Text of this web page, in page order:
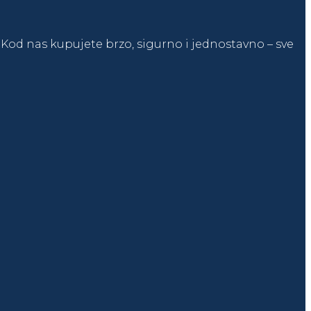
nas kupujete brzo, sigurno i jednostavno – sve